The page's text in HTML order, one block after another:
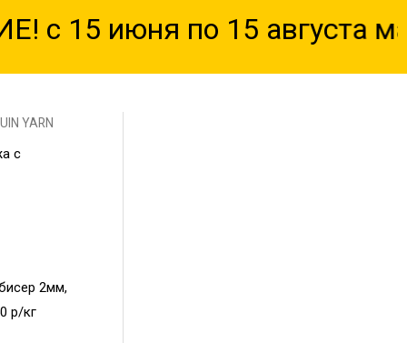
июня по 15 августа
YARN
с
2мм,
р/кг